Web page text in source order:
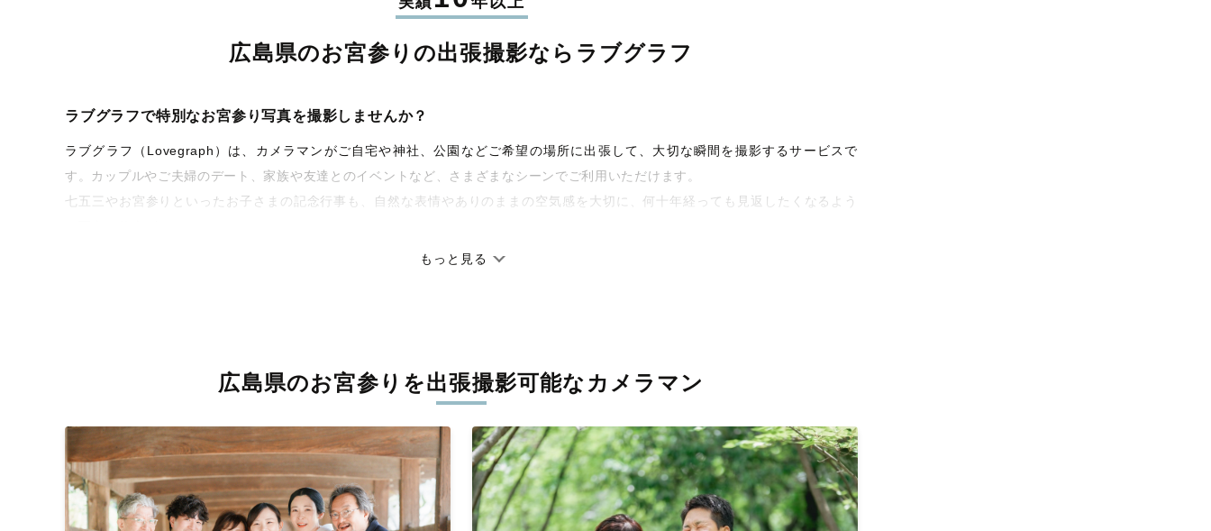
広島県のお宮参りの出張撮影なら ラブグラフ
ラブグラフで特別なお宮参り写真を撮影しませんか？
ラブグラフ（Lovegraph）は、カメラマンがご自宅や神社、公園などご希望の場所に出張して、大切な瞬間を撮影するサービスで
す。カップルやご夫婦のデート、家族や友達とのイベントなど、さまざまなシーンでご利用いただけます。
七五三やお宮参りといったお子さまの記念行事も、自然な表情やありのままの空気感を大切に、何十年経っても見返したくなるよう
丁寧なレタッチで思い出を美しく仕上げます
きっと「こんな写真を撮ってほしかった！」と思える一枚に出会えます。まずは、ラブグラフの撮影事例をご覧ください。
もっと見る
広島県のお宮参りを出張撮影可能なカメラマン